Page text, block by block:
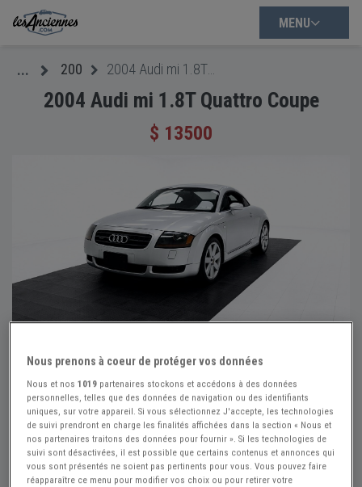
MENU
... 200
2004 Audi mi 1.8T Quattro Coupe
$ 13500
Réf : A872093 Actualisée le : 14/07/2026
2004 Audi mi 1.8T Quattro Coupe
Créer une alerte Audi 200
Nous prenons à coeur de protéger vos données
Nous et nos1019 partenaires stockons et accédons à des données
personnelles, telles que des données de navigation ou des identifiants
uniques, sur votre appareil. Si vous sélectionnez J'accepte, les technologies
de suivi prendront en charge les finalités affichées dans la section « Nous et
nos partenaires traitons des données pour fournir ». Si les technologies de
suivi sont désactivées, il est possible que certains contenus et annonces qui
vous sont présentés ne soient pas pertinents pour vous. Vous pouvez faire
réapparaître ce menu pour modifier vos choix ou pour retirer votre